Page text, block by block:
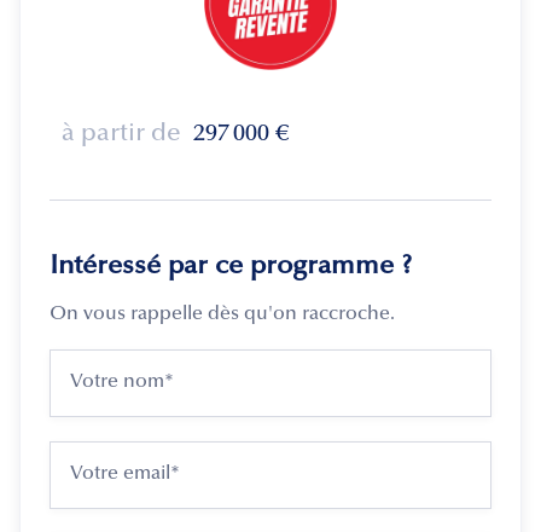
à partir de 297 000 €
Intéressé par ce programme ?
On vous rappelle dès qu'on raccroche.